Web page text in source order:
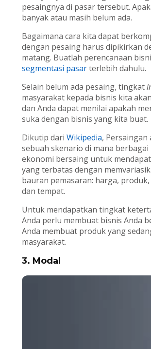
pesaingnya di pasar tersebut.
banyak atau masih belum ada.
Bagaimana cara kita dapat
dengan pesaing harus dipikirkan
matang. Buatlah perencanaan
segmentasi pasarterlebih dahulu.
Selain belum ada pesaing, tingkat
masyarakat kepada bisnis kita
dan Anda dapat menilai apakah
suka dengan bisnis yang kita buat.
Dikutip dari Wikipedia, Persaingan
sebuah skenario di mana
ekonomi bersaing untuk
yang terbatas dengan
bauran pemasaran: harga,
dan tempat.
Untuk mendapatkan tingkat
Anda perlu membuat bisnis Anda
Anda membuat produk yang
masyarakat.
3. Modal